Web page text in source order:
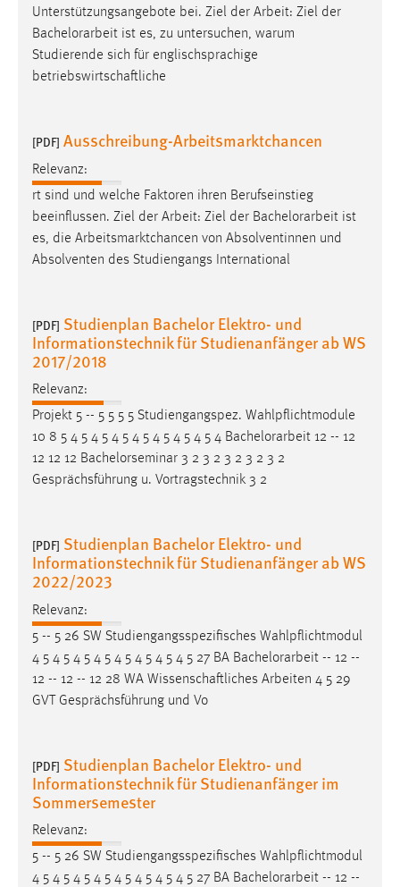
Unterstützungsangebote bei. Ziel der Arbeit: Ziel der
Bachelorarbeit ist es, zu untersuchen, warum
Studierende sich für englischsprachige
betriebswirtschaftliche
[PDF] Ausschreibung-Arbeitsmarktchancen
Relevanz:
rt sind und welche Faktoren ihren Berufseinstieg
beeinflussen. Ziel der Arbeit: Ziel der Bachelorarbeit ist
es, die Arbeitsmarktchancen von Absolventinnen und
Absolventen des Studiengangs International
[PDF] Studienplan Bachelor Elektro- und
Informationstechnik für Studienanfänger ab WS
2017/2018
Relevanz:
Projekt 5 -- 5 5 5 5 Studiengangspez. Wahlpflichtmodule
10 8 5 4 5 4 5 4 5 4 5 4 5 4 5 4 5 4 Bachelorarbeit 12 -- 12
12 12 12 Bachelorseminar 3 2 3 2 3 2 3 2 3 2
Gesprächsführung u. Vortragstechnik 3 2
[PDF] Studienplan Bachelor Elektro- und
Informationstechnik für Studienanfänger ab WS
2022/2023
Relevanz:
5 -- 5 26 SW Studiengangsspezifisches Wahlpflichtmodul
4 5 4 5 4 5 4 5 4 5 4 5 4 5 4 5 27 BA Bachelorarbeit -- 12 --
12 -- 12 -- 12 28 WA Wissenschaftliches Arbeiten 4 5 29
GVT Gesprächsführung und Vo
[PDF] Studienplan Bachelor Elektro- und
Informationstechnik für Studienanfänger im
Sommersemester
Relevanz:
5 -- 5 26 SW Studiengangsspezifisches Wahlpflichtmodul
4 5 4 5 4 5 4 5 4 5 4 5 4 5 4 5 27 BA Bachelorarbeit -- 12 --
Name:
_pk_ref, _pk_cvar, _pk_id, _pk_ses
Zweck:
Zugriffsstatistik
Max. 13 Monate
MARKETING
Marketing Cookies werden von Drittanbietern
verwendet, um personalisierte Werbung anzuzeigen.
Google Ads
_gcl_au
Anbieter:
Google Ireland Limited
Zweck:
Cookie Laufzeit:
3 Monate
Facebook Pixel
Name:
_fbp
Anbieter:
Conversion-Tracking
Cookie Laufzeit: